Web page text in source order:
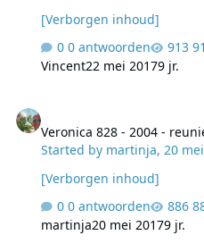
[Verborgen inhoud]
0 antwoorden
Vincent22 mei 20179 jr.
Veronica 828 - 2004 -
Started by martinja, 20
[Verborgen inhoud]
0 antwoorden
martinja20 mei 20179 jr.